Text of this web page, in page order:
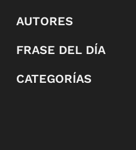
AUTORES
FRASE DEL DÍA
CATEGORÍAS